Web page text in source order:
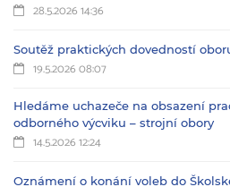
28.5.2026 14:36
Soutěž praktických dovedností
19.5.2026 08:07
Hledáme uchazeče na obsazení
odborného výcviku – strojní obory
14.5.2026 12:24
Oznámení o konání voleb do